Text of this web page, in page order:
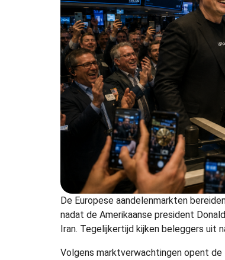
De Europese aandelenmarkten
nadat de Amerikaanse president
Iran. Tegelijkertijd kijken beleggers uit
Volgens marktverwachtingen opent de